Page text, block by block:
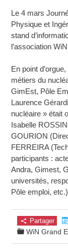
Le 4 mars
Physique et
stand
l’association
En point
métiers du
GimEst, Pôle
Laurence
nucléaire » était
Isabelle
GOURION
FERREIRA
participants :
Andra, Gimest,
universités,
Pôle emploi,
Partager
WiN Grand